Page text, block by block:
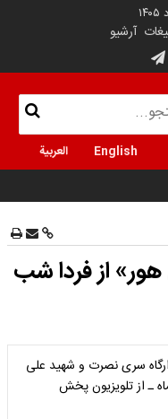
آرشیو
English العربية
از فردا شب
سری نصرت و شهید علی
ـ از تلویزیون پخش